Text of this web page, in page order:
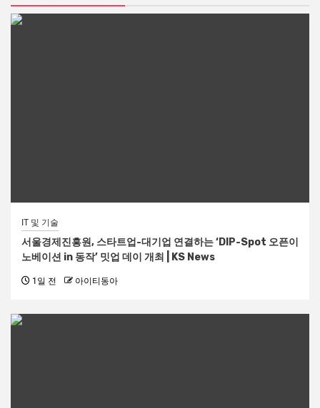
IT 및 기술
서울경제진흥원, 스타트업-대기업 연결하는 ‘DIP-Spot 오픈이
노베이션 in 동작’ 밋업 데이 개최 | KS News
1일 전 아이티동아